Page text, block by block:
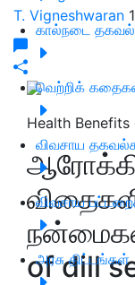
கால்நடை
வெற்றிக்
விவசாய
விவசாய
அரசு திட்டங்கள்
T. Vigneshwaran
Health Benefits
of dill